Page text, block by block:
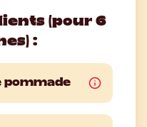
(pour 6
:
pommade